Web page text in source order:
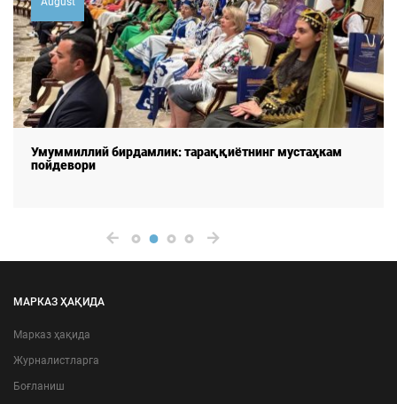
Умуммиллий бирдамлик: тараққиётнинг мустаҳкам
пойдевори
МАРКАЗ ҲАҚИДА
Марказ ҳақида
Журналистларга
Боғланиш